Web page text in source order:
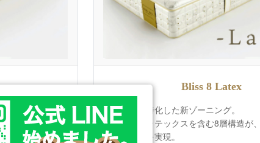
が、しなやか
Bliss 8 Latex
横向き寝に特化した新ゾーニング。
キャメル、ラテックスを含む8層構造が
フィット感を実現。